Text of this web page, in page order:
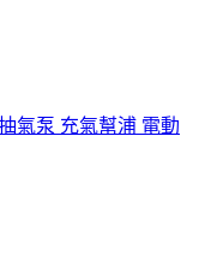
氣泵 充氣幫浦 電動